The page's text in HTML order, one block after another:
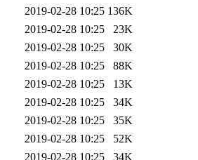
2019-02-28 10:25 136K
2019-02-28 10:25
23K
2019-02-28 10:25
30K
2019-02-28 10:25
88K
2019-02-28 10:25
13K
2019-02-28 10:25
34K
2019-02-28 10:25
35K
2019-02-28 10:25
52K
2019-02-28 10:25 34K